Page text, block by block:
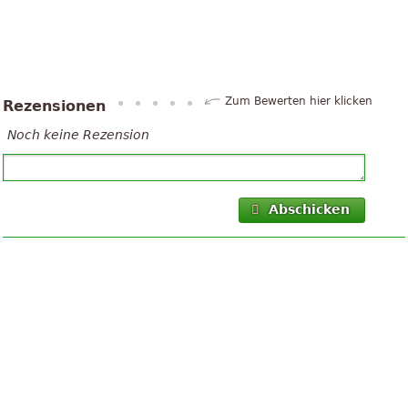
Rezensionen Zum Bewerten hier klicken
Noch keine Rezension
Abschicken